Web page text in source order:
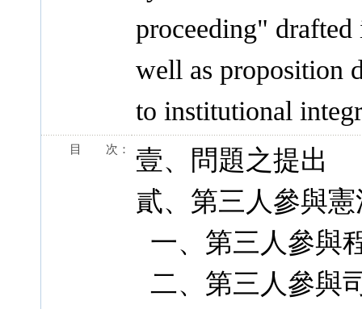
proceeding"
well as proposition
to institutional
目 次：
壹、問題之提出
貳、第三人參與
一、第三人參與
二、第三人參與